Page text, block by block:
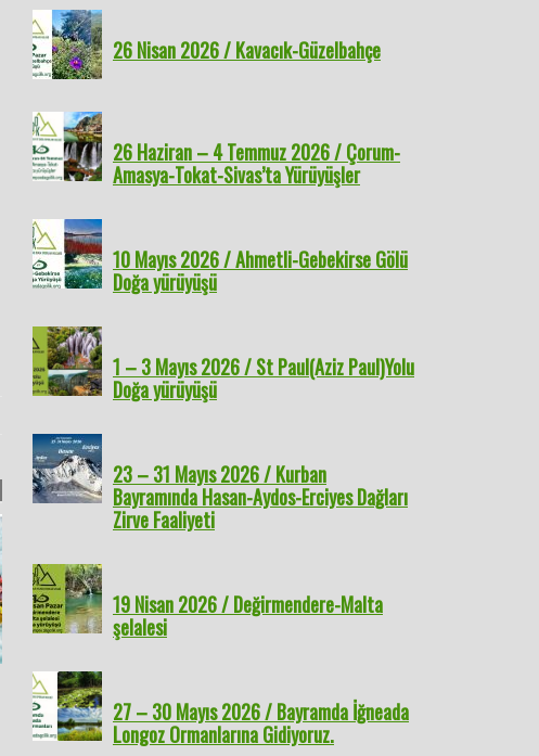
6 – 13 Temmuz 2025 /
Gümüşhane ve Giresun
Yaylalarına Gidiyoruz
Bayramda Kocaeli ve
Sakarya’nın Doğasına
Konuk Olacağız
köyü-Su uçuran Şelalesi
26 Nisan 2026 / Kavacık-Güzelbahçe
26 Haziran – 4 Temmuz 2026 / Çorum-
Amasya-Tokat-Sivas’ta Yürüyüşler
10 Mayıs 2026 / Ahmetli-Gebekirse Gölü
Doğa yürüyüşü
1 – 3 Mayıs 2026 / St Paul(Aziz Paul)Yolu
Doğa yürüyüşü
23 – 31 Mayıs 2026 / Kurban
Bayramında Hasan-Aydos-Erciyes Dağları
Zirve Faaliyeti
19 Nisan 2026 / Değirmendere-Malta
şelalesi
27 – 30 Mayıs 2026 / Bayramda İğneada
Longoz Ormanlarına Gidiyoruz.